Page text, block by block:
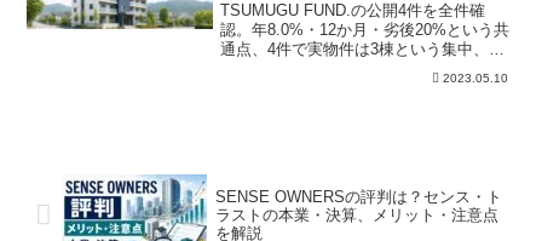
TSUMUGU FUND.の公開4件を全件確
認。年8.0%・12か月・劣後20%という共
通点、4件で実物件は3棟という集中、
SwanStyle単体と親会社キムラタンの財
2023.05.10
SENSE OWNERSの評判は？センス・ト
ラストの本業・決算、メリット・注意点
を解説